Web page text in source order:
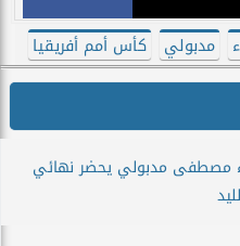
مدبولي كأس أمم أفريقيا
مصطفى مدبولي يحضر نهائي